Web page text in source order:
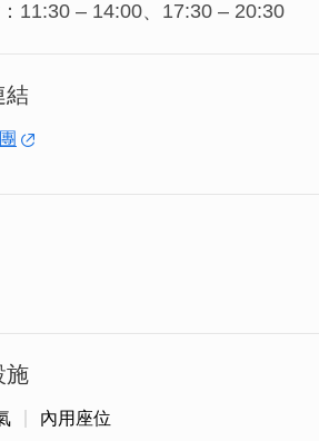
11:30 – 14:00、17:30 – 20:30
結
施
內用座位